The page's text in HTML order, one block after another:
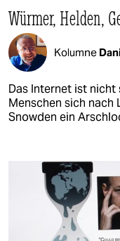
Würmer, Helden,
Kolumne
Das Internet ist nicht
Menschen sich nach
Snowden ein